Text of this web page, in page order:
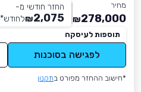
מחיר
278,000
₪
החזר חודשי מ-
2,075
₪לחודש*
תוספות לעיסקה
לפגישה בסוכנות
*חישוב ההחזר מפורט בתקנון